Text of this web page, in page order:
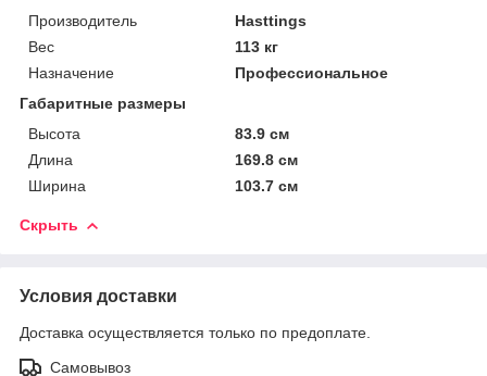
Производитель
Hasttings
Вес
113 кг
Назначение
Профессиональное
Габаритные размеры
Высота
83.9 см
Длина
169.8 см
Ширина
103.7 см
Скрыть
Условия доставки
Доставка осуществляется только по предоплате.
Самовывоз